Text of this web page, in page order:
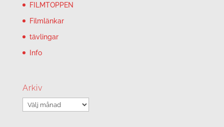
FILMTOPPEN
Filmlänkar
tävlingar
Info
Arkiv
Arkiv